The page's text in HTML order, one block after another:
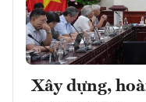
Xây dựng,